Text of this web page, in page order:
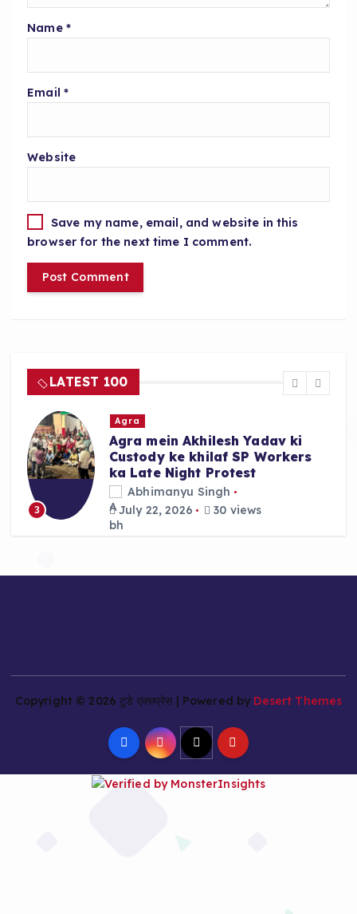
Name *
Email *
Website
Save my name, email, and website in this
browser for the next time I comment.
LATEST 100
3
Agra
Agra mein Akhilesh Yadav ki
Custody ke khilaf SP Workers
ka Late Night Protest
Abhimanyu Singh
July 22, 2026
30 views
Copyright © 2026 टुडे एक्सप्रेस | Powered by Desert Themes